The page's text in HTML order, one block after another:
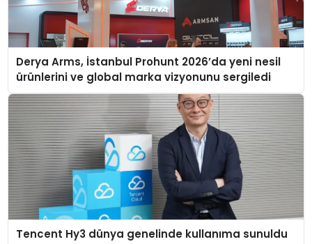
Derya Arms, İstanbul Prohunt 2026’da yeni nesil
ürünlerini ve global marka vizyonunu sergiledi
Tencent Hy3 dünya genelinde kullanıma sunuldu